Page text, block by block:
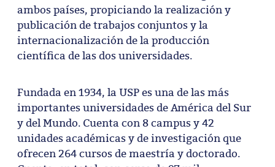
ambos países, propiciando la realización y
publicación de trabajos conjuntos y la
internacionalización de la producción
científica de las dos universidades.
Fundada en 1934, la USP es una de las más
importantes universidades de América del Sur
y del Mundo. Cuenta con 8 campus y 42
unidades académicas y de investigación que
ofrecen 264 cursos de maestría y doctorado.